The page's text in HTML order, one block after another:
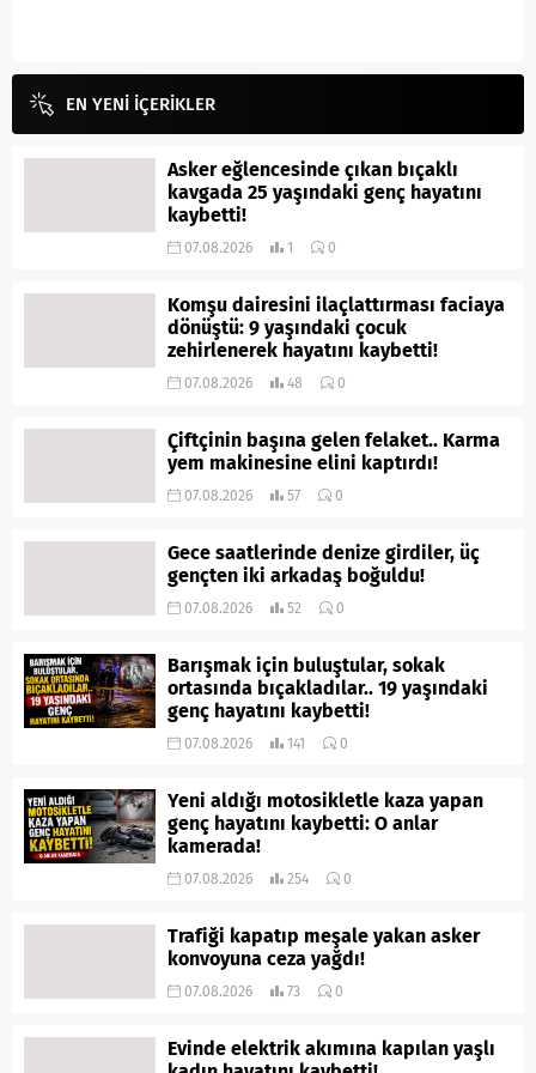
EN YENİ İÇERİKLER
Asker eğlencesinde çıkan bıçaklı
kavgada 25 yaşındaki genç hayatını
kaybetti!
07.08.2026 1 0
Komşu dairesini ilaçlattırması faciaya
dönüştü: 9 yaşındaki çocuk
zehirlenerek hayatını kaybetti!
07.08.2026 48 0
Çiftçinin başına gelen felaket.. Karma
yem makinesine elini kaptırdı!
07.08.2026 57 0
Gece saatlerinde denize girdiler, üç
gençten iki arkadaş boğuldu!
07.08.2026 52 0
Barışmak için buluştular, sokak
ortasında bıçakladılar.. 19 yaşındaki
genç hayatını kaybetti!
07.08.2026 141 0
Yeni aldığı motosikletle kaza yapan
genç hayatını kaybetti: O anlar
kamerada!
07.08.2026 254 0
Trafiği kapatıp meşale yakan asker
konvoyuna ceza yağdı!
07.08.2026 73 0
Evinde elektrik akımına kapılan yaşlı